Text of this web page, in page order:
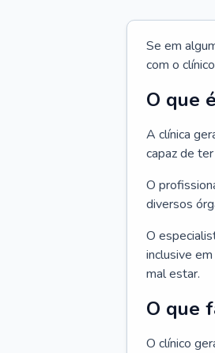
Se em
com o
O que
A clínica
capaz de
O
diversos
O
inclusive
mal estar.
O que
O clínico